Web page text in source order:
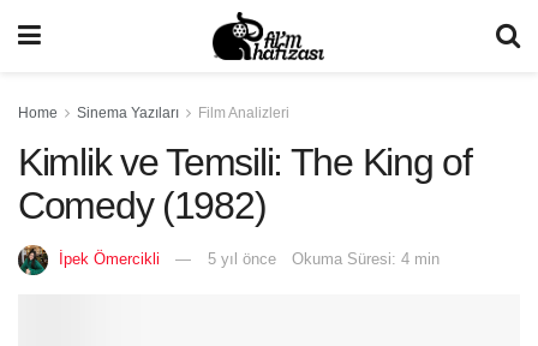
Home Sinema Yazıları Film Analizleri
Kimlik ve Temsili: The King of
Comedy (1982)
İpek Ömercikli 5 yıl önce Okuma Süresi: 4 min